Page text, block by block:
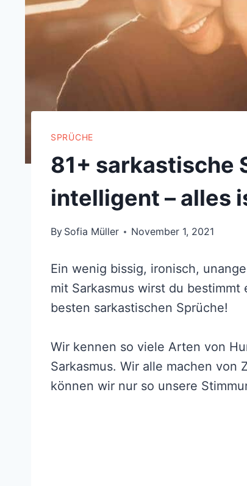
SPRÜCHE
81+ sarkastische
intelligent – alles
By Sofia Müller November 1, 2021
Ein wenig bissig, ironisch,
mit Sarkasmus wirst du
besten sarkastischen Sprüche!
Wir kennen so viele Arten von
Sarkasmus. Wir alle machen von
können wir nur so unsere